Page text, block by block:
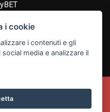
i cookie
i contenuti e gli
media e analizzare il